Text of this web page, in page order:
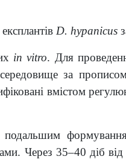
D. hypanicus
in vitro. Для
за
вмістом
Через 35–40 діб